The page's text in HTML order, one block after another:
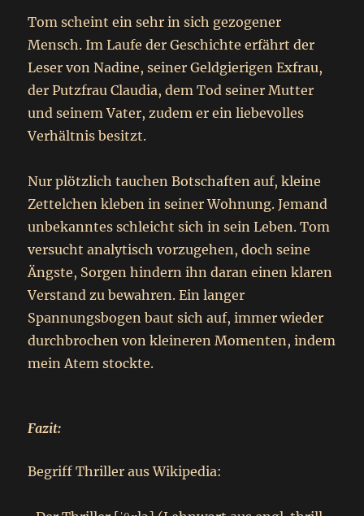
Tom scheint ein sehr in sich gezogener
Mensch. Im Laufe der Geschichte erfährt der
Leser von Nadine, seiner Geldgierigen Exfrau,
der Putzfrau Claudia, dem Tod seiner Mutter
und seinem Vater, zudem er ein liebevolles
Verhältnis besitzt.
Nur plötzlich tauchen Botschaften auf, kleine
Zettelchen kleben in seiner Wohnung. Jemand
unbekanntes schleicht sich in sein Leben. Tom
versucht analytisch vorzugehen, doch seine
Ängste, Sorgen hindern ihn daran einen klaren
Verstand zu bewahren. Ein langer
Spannungsbogen baut sich auf, immer wieder
durchbrochen von kleineren Momenten, indem
mein Atem stockte.
Fazit:
Begriff Thriller aus Wikipedia: